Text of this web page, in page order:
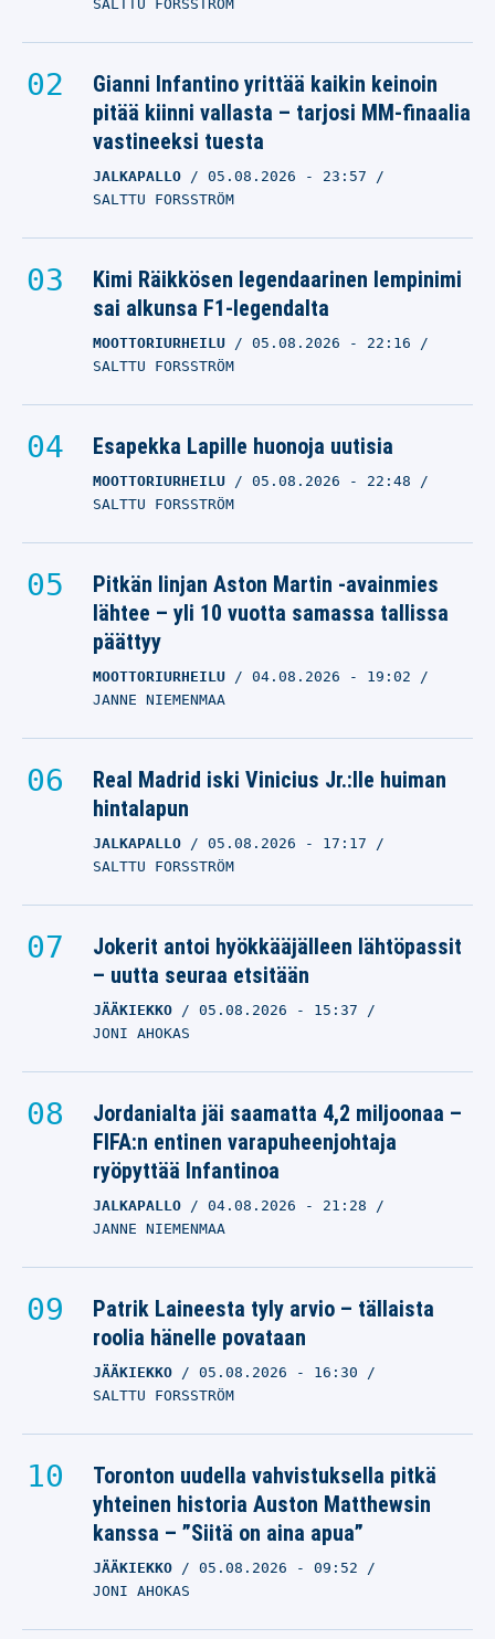
SALTTU FORSSTRÖM
Gianni Infantino yrittää kaikin keinoin
pitää kiinni vallasta – tarjosi MM-finaalia
vastineeksi tuesta
JALKAPALLO 05.08.2026 - 23:57
SALTTU FORSSTRÖM
Kimi Räikkösen legendaarinen lempinimi
sai alkunsa F1-legendalta
MOOTTORIURHEILU 05.08.2026 - 22:16
SALTTU FORSSTRÖM
Esapekka Lapille huonoja uutisia
MOOTTORIURHEILU 05.08.2026 - 22:48
SALTTU FORSSTRÖM
Pitkän linjan Aston Martin -avainmies
lähtee – yli 10 vuotta samassa tallissa
päättyy
MOOTTORIURHEILU 04.08.2026 - 19:02
JANNE NIEMENMAA
Real Madrid iski Vinicius Jr.:lle huiman
hintalapun
JALKAPALLO 05.08.2026 - 17:17
SALTTU FORSSTRÖM
Jokerit antoi hyökkääjälleen lähtöpassit
– uutta seuraa etsitään
JÄÄKIEKKO 05.08.2026 - 15:37
JONI AHOKAS
Jordanialta jäi saamatta 4,2 miljoonaa –
FIFA:n entinen varapuheenjohtaja
ryöpyttää Infantinoa
JALKAPALLO 04.08.2026 - 21:28
JANNE NIEMENMAA
Patrik Laineesta tyly arvio – tällaista
roolia hänelle povataan
JÄÄKIEKKO 05.08.2026 - 16:30
SALTTU FORSSTRÖM
Toronton uudella vahvistuksella pitkä
yhteinen historia Auston Matthewsin
kanssa – ”Siitä on aina apua”
JÄÄKIEKKO 05.08.2026 - 09:52
JONI AHOKAS